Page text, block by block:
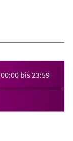
00:00 bis23:59